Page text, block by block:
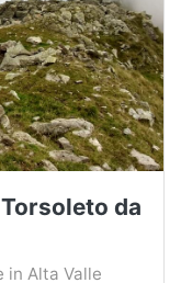
da
in Alta Valle